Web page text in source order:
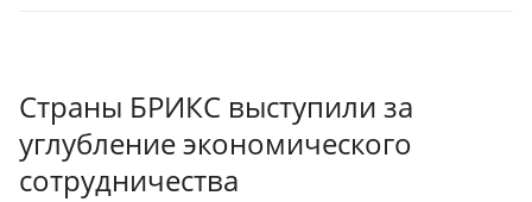
Страны БРИКС выступили за
углубление экономического
сотрудничества